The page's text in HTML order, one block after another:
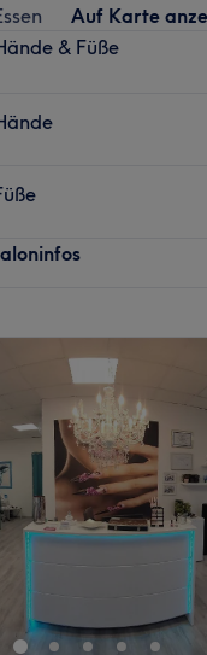
Auf Karte
& Füße
in Essen ist das
Stadt. Hier findest du
um die Wimpern &
Deine Augenbrauen